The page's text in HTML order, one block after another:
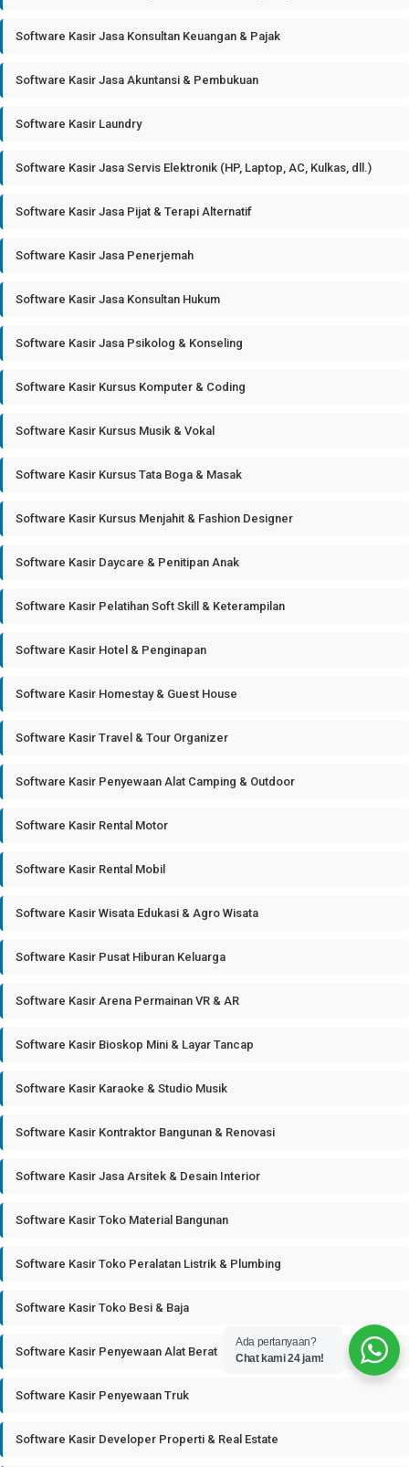
Software Kasir Jasa Konsultan Keuangan & Pajak
Software Kasir Jasa Akuntansi & Pembukuan
Software Kasir Laundry
Software Kasir Jasa Servis Elektronik (HP, Laptop, AC, Kulkas, dll.)
Software Kasir Jasa Pijat & Terapi Alternatif
Software Kasir Jasa Penerjemah
Software Kasir Jasa Konsultan Hukum
Software Kasir Jasa Psikolog & Konseling
Software Kasir Kursus Komputer & Coding
Software Kasir Kursus Musik & Vokal
Software Kasir Kursus Tata Boga & Masak
Software Kasir Kursus Menjahit & Fashion Designer
Software Kasir Daycare & Penitipan Anak
Software Kasir Pelatihan Soft Skill & Keterampilan
Software Kasir Hotel & Penginapan
Software Kasir Homestay & Guest House
Software Kasir Travel & Tour Organizer
Software Kasir Penyewaan Alat Camping & Outdoor
Software Kasir Rental Motor
Software Kasir Rental Mobil
Software Kasir Wisata Edukasi & Agro Wisata
Software Kasir Pusat Hiburan Keluarga
Software Kasir Arena Permainan VR & AR
Software Kasir Bioskop Mini & Layar Tancap
Software Kasir Karaoke & Studio Musik
Software Kasir Kontraktor Bangunan & Renovasi
Software Kasir Jasa Arsitek & Desain Interior
Software Kasir Toko Material Bangunan
Software Kasir Toko Peralatan Listrik & Plumbing
Software Kasir Toko Besi & Baja
Software Kasir Penyewaan Alat Berat
Software Kasir Penyewaan Truk
Software Kasir Developer Properti & Real Estate
Ada pertanyaan?
Chat kami 24 jam!